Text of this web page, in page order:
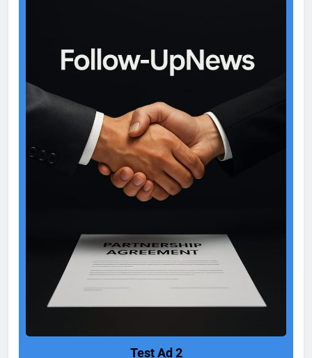
Test Ad 2